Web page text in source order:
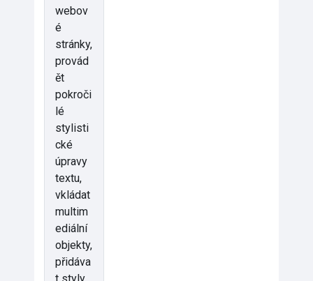
webov
é
stránky,
provád
ět
pokroči
lé
stylisti
cké
úpravy
textu,
vkládat
multim
ediální
objekty,
přidáva